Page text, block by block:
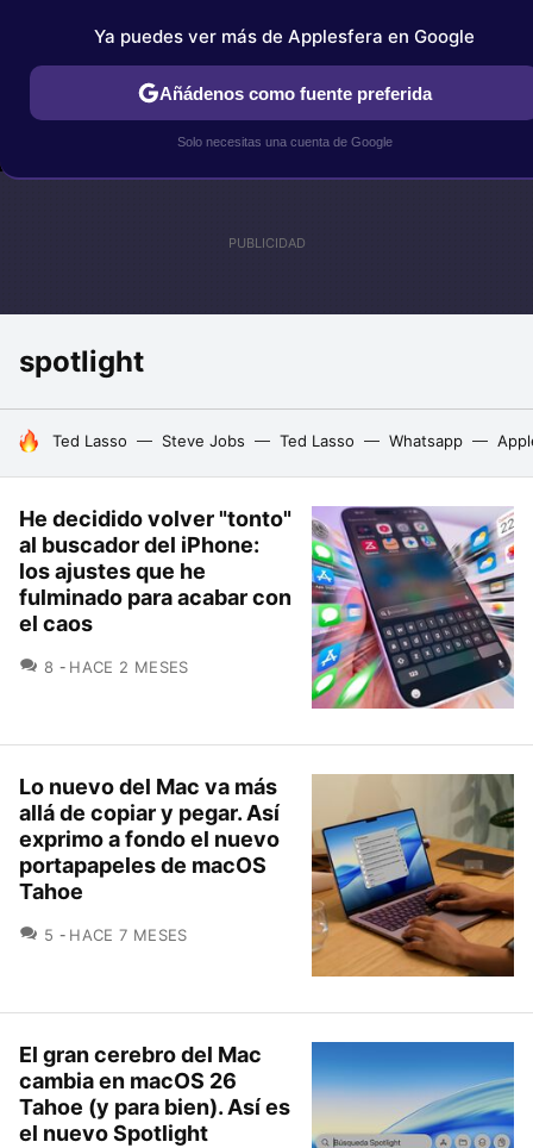
MENÚ NUEVO
TUTORIALES APPLESFERA SELECCIÓN
spotlight
HOY SE HABLA DE
Ted Lasso Steve Jobs Ted Lasso Whatsapp
He decidido volver "tonto"
al buscador del iPhone:
los ajustes que he
fulminado para acabar con
el caos
8 COMENTARIOS
HACE 2 MESES
Lo nuevo del Mac va más
allá de copiar y pegar. Así
exprimo a fondo el nuevo
portapapeles de macOS
Tahoe
5 COMENTARIOS
HACE 7 MESES
El gran cerebro del Mac
cambia en macOS 26
Tahoe (y para bien). Así es
el nuevo Spotlight
Ya puedes ver más de Applesfera en Google
Añádenos como fuente preferida
Solo necesitas una cuenta de Google